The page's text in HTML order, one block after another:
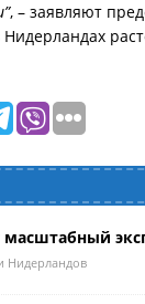
, – заявляют
Нидерландах
Нидерландов